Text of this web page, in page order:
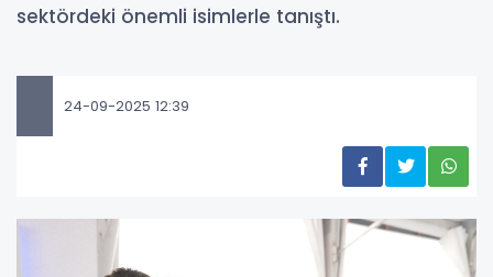
sektördeki önemli isimlerle tanıştı.
24-09-2025 12:39